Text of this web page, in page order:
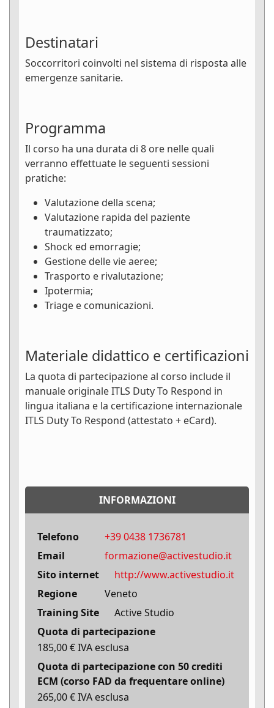
Destinatari
Soccorritori coinvolti nel sistema di risposta alle
emergenze sanitarie.
Programma
Il corso ha una durata di 8 ore nelle quali
verranno effettuate le seguenti sessioni
pratiche:
Valutazione della scena;
Valutazione rapida del paziente
traumatizzato;
Shock ed emorragie;
Gestione delle vie aeree;
Trasporto e rivalutazione;
Ipotermia;
Triage e comunicazioni.
Materiale didattico e certificazioni
La quota di partecipazione al corso include il
manuale originale ITLS Duty To Respond in
lingua italiana e la certificazione internazionale
ITLS Duty To Respond (attestato + eCard).
INFORMAZIONI
Telefono
+39 0438 1736781
Email
formazione@activestudio.it
Sito internet
http://www.activestudio.it
Regione
Veneto
Training Site
Active Studio
Quota di partecipazione
185,00 € IVA esclusa
Quota di partecipazione con 50 crediti
ECM (corso FAD da frequentare online)
265,00 € IVA esclusa